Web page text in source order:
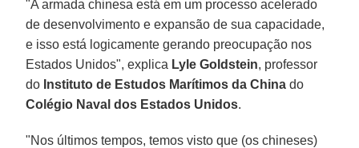
"A armada chinesa está em um processo acelerado
de desenvolvimento e expansão de sua capacidade,
e isso está logicamente gerando preocupação nos
Estados Unidos", explica Lyle Goldstein, professor
do Instituto de Estudos Marítimos da China do
Colégio Naval dos Estados Unidos.
"Nos últimos tempos, temos visto que (os chineses)